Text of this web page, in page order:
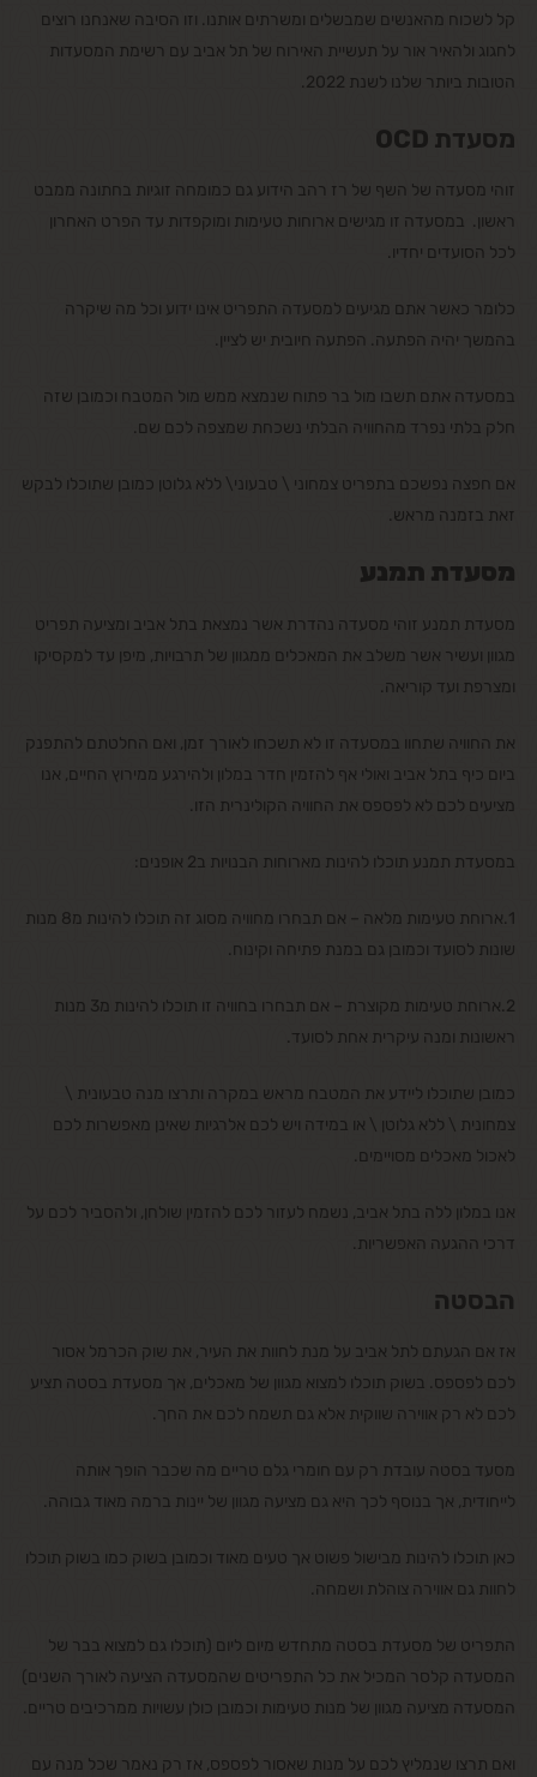
קל לשכוח מהאנשים שמבשלים ומשרתים אותנו. וזו הסיבה שאנחנו רוצים
לחגוג ולהאיר אור על תעשיית האירוח של תל אביב עם רשימת המסעדות
הטובות ביותר שלנו לשנת 2022.
מסעדת OCD
זוהי מסעדה של השף של רז רהב הידוע גם כמומחה זוגיות בחתונה ממבט
ראשון. במסעדה זו מגישים ארוחות טעימות ומוקפדות עד הפרט האחרון
לכל הסועדים יחדיו.
כלומר כאשר אתם מגיעים למסעדה התפריט אינו ידוע וכל מה שיקרה
בהמשך יהיה הפתעה. הפתעה חיובית יש לציין.
במסעדה אתם תשבו מול בר פתוח שנמצא ממש מול המטבח וכמובן שזה
חלק בלתי נפרד מהחוויה הבלתי נשכחת שמצפה לכם שם.
אם חפצה נפשכם בתפריט צמחוני \ טבעוני\ ללא גלוטן כמובן שתוכלו לבקש
זאת בזמנה מראש.
מסעדת תמנע
מסעדת תמנע זוהי מסעדה נהדרת אשר נמצאת בתל אביב ומציעה תפריט
מגוון ועשיר אשר משלב את המאכלים ממגוון של תרבויות, מיפן עד למקסיקו
ומצרפת ועד קוריאה.
את החוויה שתחוו במסעדה זו לא תשכחו לאורך זמן, ואם החלטתם להתפנק
ביום כיף בתל אביב ואולי אף להזמין חדר במלון ולהירגע ממירוץ החיים, אנו
מציעים לכם לא לפספס את החוויה הקולינרית הזו.
במסעדת תמנע תוכלו להינות מארוחות הבנויות ב2 אופנים:
1.ארוחת טעימות מלאה – אם תבחרו מחוויה מסוג זה תוכלו להינות מ8 מנות
שונות לסועד וכמובן גם במנת פתיחה וקינוח.
2.ארוחת טעימות מקוצרת – אם תבחרו בחוויה זו תוכלו להינות מ3 מנות
ראשונות ומנה עיקרית אחת לסועד.
כמובן שתוכלו ליידע את המטבח מראש במקרה ותרצו מנה טבעונית \
צמחונית \ ללא גלוטן \ או במידה ויש לכם אלרגיות שאינן מאפשרות לכם
לאכול מאכלים מסויימים.
אנו במלון ללה בתל אביב, נשמח לעזור לכם להזמין שולחן, ולהסביר לכם על
דרכי ההגעה האפשריות.
הבסטה
אז אם הגעתם לתל אביב על מנת לחוות את העיר, את שוק הכרמל אסור
לכם לפספס. בשוק תוכלו למצוא מגוון של מאכלים, אך מסעדת בסטה תציע
לכם לא רק אווירה שווקית אלא גם תשמח לכם את החך.
מסעד בסטה עובדת רק עם חומרי גלם טריים מה שכבר הופך אותה
לייחודית, אך בנוסף לכך היא גם מציעה מגוון של יינות ברמה מאוד גבוהה.
כאן תוכלו להינות מבישול פשוט אך טעים מאוד וכמובן בשוק כמו בשוק תוכלו
לחוות גם אווירה צוהלת ושמחה.
התפריט של מסעדת בסטה מתחדש מיום ליום (תוכלו גם למצוא בבר של
המסעדה קלסר המכיל את כל התפריטים שהמסעדה הציעה לאורך השנים)
המסעדה מציעה מגוון של מנות טעימות וכמובן כולן עשויות ממרכיבים טריים.
ואם תרצו שנמליץ לכם על מנות שאסור לפספס, אז רק נאמר שכל מנה עם